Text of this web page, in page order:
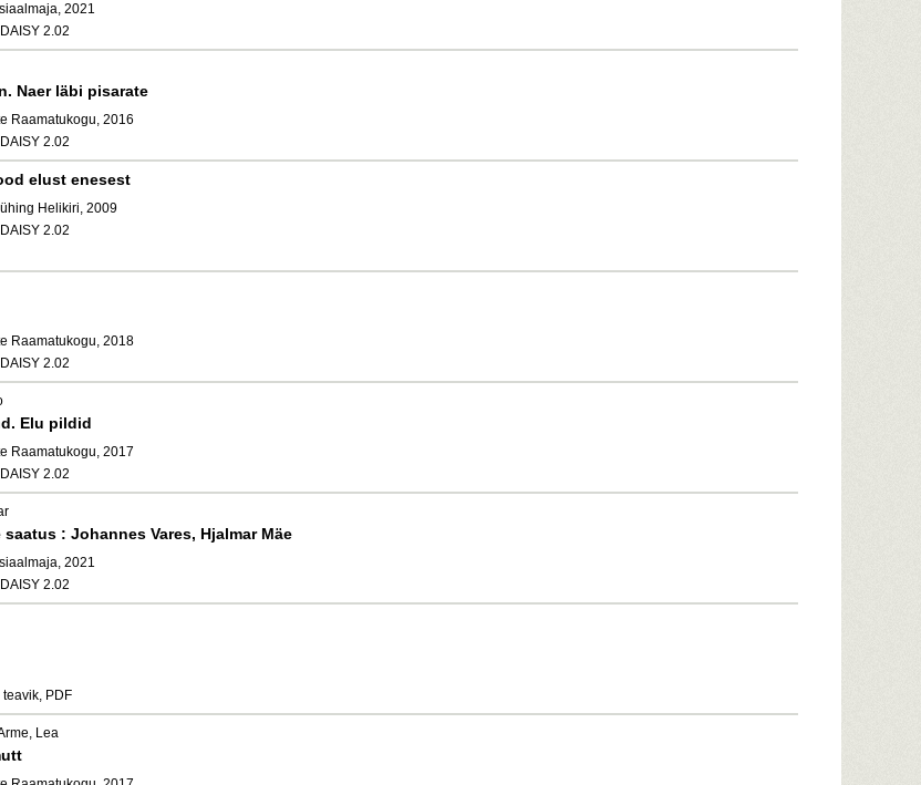
2021
2.02
Naer läbi pisarate
Raamatukogu, 2016
2.02
elust enesest
Helikiri, 2009
2.02
Raamatukogu, 2018
2.02
Elu pildid
Raamatukogu, 2017
2.02
saatus : Johannes Vares, Hjalmar Mäe
2021
2.02
PDF
Lea